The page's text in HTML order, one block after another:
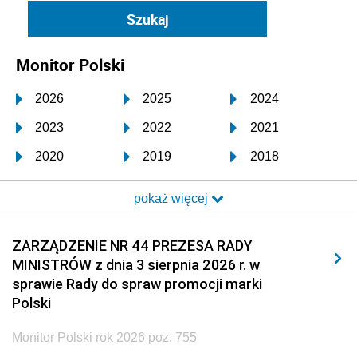
Monitor Polski
2026 2025 2024
2023 2022 2021
2020 2019 2018
2017 2016 2015
2014 2013 2012
2011 2010 2009
2008 2007 2006
2005
pokaż więcej
ZARZĄDZENIE NR 44 PREZESA RADY
MINISTRÓW z dnia 3 sierpnia 2026 r. w
sprawie Rady do spraw promocji marki
Polski
Monitor Polski rok 2026 poz. 755